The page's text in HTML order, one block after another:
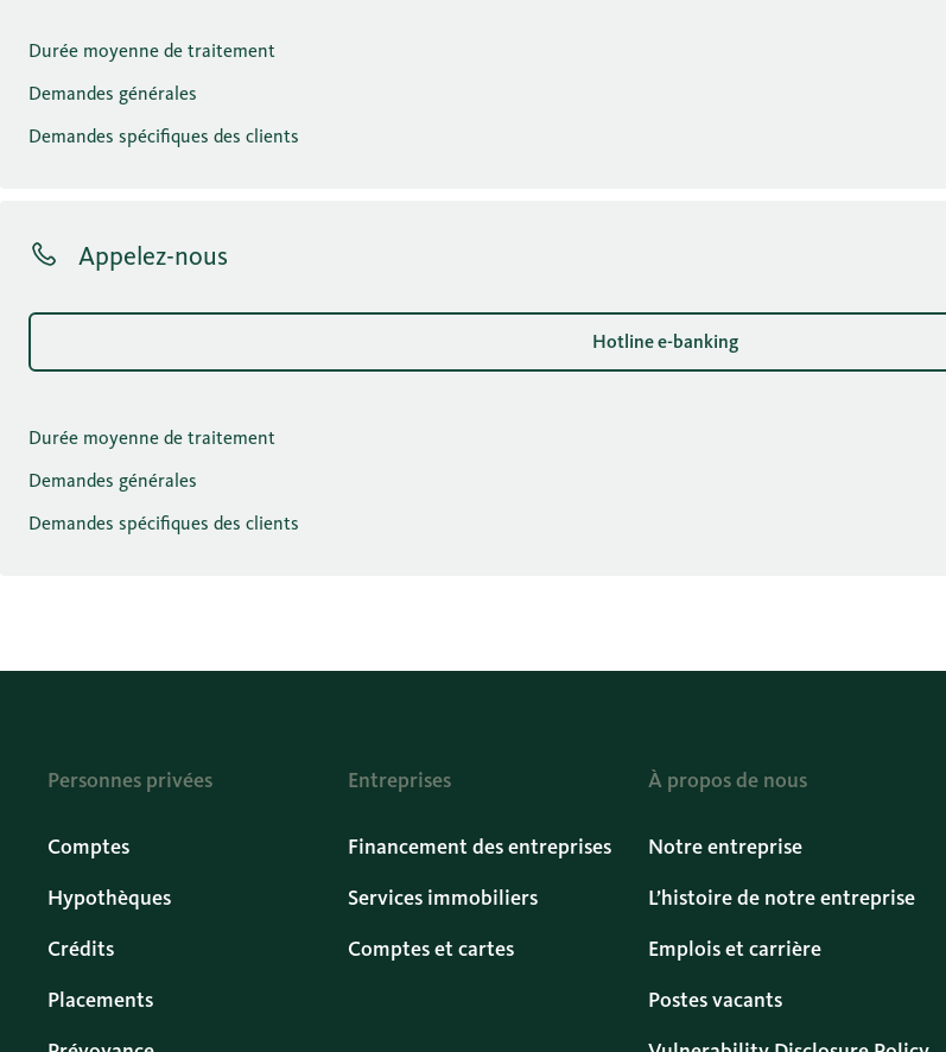
Durée moyenne de traitement
Demandes générales
Demandes spécifiques des clients
Appelez-nous
Hotline e-banking
Durée moyenne de traitement
Demandes générales
Demandes spécifiques des clients
Personnes privées
Comptes
Hypothèques
Crédits
Placements
Entreprises
Financement des entreprises
Services immobiliers
Comptes et cartes
À propos de nous
Notre entreprise
L’histoire de notre entreprise
Emplois et carrière
Postes vacants